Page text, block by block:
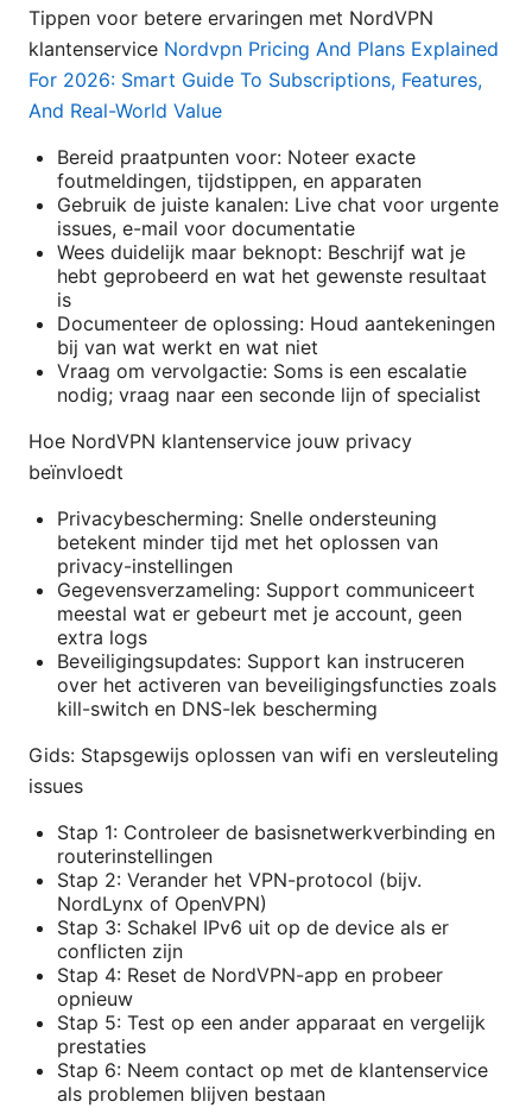
Tippen voor betere ervaringen met NordVPN
klantenservice Nordvpn Pricing And Plans Explained
For 2026: Smart Guide To Subscriptions, Features,
And Real-World Value
Bereid praatpunten voor: Noteer exacte
foutmeldingen, tijdstippen, en apparaten
Gebruik de juiste kanalen: Live chat voor urgente
issues, e-mail voor documentatie
Wees duidelijk maar beknopt: Beschrijf wat je
hebt geprobeerd en wat het gewenste resultaat
is
Documenteer de oplossing: Houd aantekeningen
bij van wat werkt en wat niet
Vraag om vervolgactie: Soms is een escalatie
nodig; vraag naar een seconde lijn of specialist
Hoe NordVPN klantenservice jouw privacy
beïnvloedt
Privacybescherming: Snelle ondersteuning
betekent minder tijd met het oplossen van
privacy-instellingen
Gegevensverzameling: Support communiceert
meestal wat er gebeurt met je account, geen
extra logs
Beveiligingsupdates: Support kan instruceren
over het activeren van beveiligingsfuncties zoals
kill-switch en DNS-lek bescherming
Gids: Stapsgewijs oplossen van wifi en versleuteling
issues
Stap 1: Controleer de basisnetwerkverbinding en
routerinstellingen
Stap 2: Verander het VPN-protocol (bijv.
NordLynx of OpenVPN)
Stap 3: Schakel IPv6 uit op de device als er
conflicten zijn
Stap 4: Reset de NordVPN-app en probeer
opnieuw
Stap 5: Test op een ander apparaat en vergelijk
prestaties
Stap 6: Neem contact op met de klantenservice
als problemen blijven bestaan